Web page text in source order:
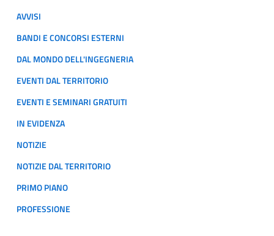
AVVISI
BANDI E CONCORSI ESTERNI
DAL MONDO DELL'INGEGNERIA
EVENTI DAL TERRITORIO
EVENTI E SEMINARI GRATUITI
IN EVIDENZA
NOTIZIE
NOTIZIE DAL TERRITORIO
PRIMO PIANO
PROFESSIONE